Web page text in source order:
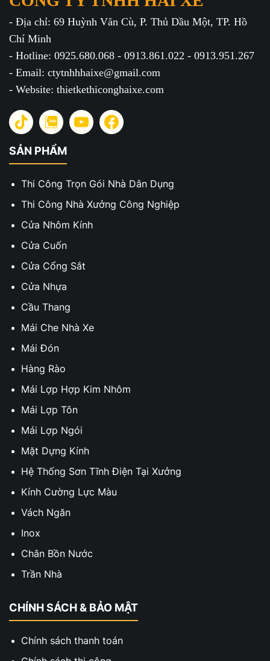
- Địa chỉ: 69 Huỳnh Văn Cù, P. Thủ Dầu Một, TP. Hồ
Chí Minh
- Hotline: 0925.680.068 - 0913.861.022 - 0913.951.267
- Email: ctytnhhhaixe@gmail.com
- Website: thietkethiconghaixe.com
SẢN PHẨM
Thi Công Trọn Gói Nhà Dân Dụng
Thi Công Nhà Xưởng Công Nghiệp
Cửa Nhôm Kính
Cửa Cuốn
Cửa Cổng Sắt
Cửa Nhựa
Cầu Thang
Mái Che Nhà Xe
Mái Đón
Hàng Rào
Mái Lợp Hợp Kim Nhôm
Mái Lợp Tôn
Mái Lợp Ngói
Mặt Dựng Kính
Hệ Thống Sơn Tĩnh Điện Tại Xưởng
Kính Cường Lực Màu
Vách Ngăn
Inox
Chân Bồn Nước
Trần Nhà
CHÍNH SÁCH & BẢO MẬT
Chính sách thanh toán